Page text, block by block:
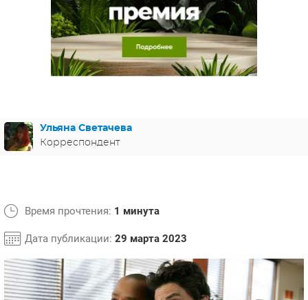
МЕЛОДРАМЫ
ИСПАНИЯ
ФРАНЦИЯ
ГЕРМАНИЯ
СВЕТСКИЕ НОВОСТИ
СПОЙЛЕРЫ ИЗ СЕРИАЛОВ
Ульяна Светачева
Корреспондент
Время прочтения: 1 минута
Дата публикации: 29 марта 2023